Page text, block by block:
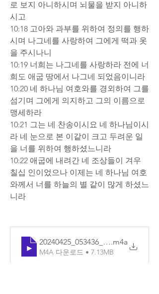
로 보지 아니하시며 뇌물을 받지 아니하
시고
10:18 고아와 과부를 위하여 정의를 행하
시며 나그네를 사랑하여 그에게 떡과 옷
을 주시나니
10:19 너희는 나그네를 사랑하라 전에 너
희도 애굽 땅에서 나그네 되었음이니라
10:20 네 하나님 여호와를 경외하여 그를
섬기며 그에게 의지하고 그의 이름으로
맹세하라
10:21 그는 네 찬송이시요 네 하나님이시
라 네 눈으로 본 이같이 크고 두려운 일
을 너를 위하여 행하셨느니라
10:22 애굽에 내려간 네 조상들이 겨우
칠십 인이었으나 이제는 네 하나님 여호
와께서 너를 하늘의 별 같이 많게 하셨느
니라
20240425_053436_기본.m4a
M4A 다운로드 • 7.13MB